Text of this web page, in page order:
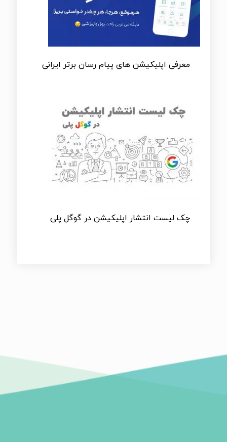
معرفی اپلیکیشن های پیام رسان برتر ایرانی
اپلیکیشن
معرفی اپلیکیشن های پیام رسان برتر ایرانی
چک لیست انتشار اپلیکیشن در گوگل پلی